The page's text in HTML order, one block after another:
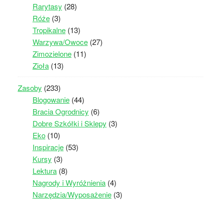
Rarytasy (28)
Róże(3)
Tropikalne(13)
Warzywa/Owoce(27)
Zimozielone(11)
Zioła(13)
Zasoby (233)
Blogowanie(44)
Bracia Ogrodnicy (6)
Dobre Szkółki i Sklepy (3)
Eko(10)
Inspiracje(53)
Kursy (3)
Lektura(8)
Nagrody i Wyróżnienia(4)
Narzędzia/Wyposażenie(3)